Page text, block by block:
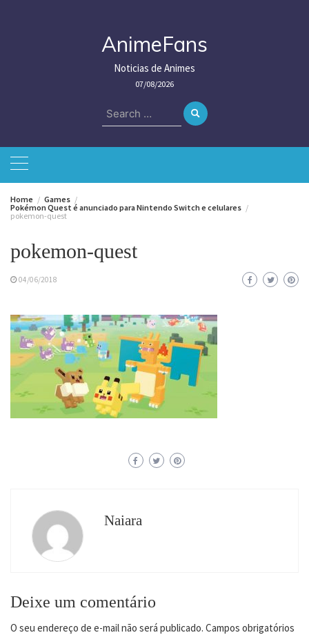
AnimeFans
Noticias de Animes
07/08/2026
Search
for:
Home
Games
Pokémon Quest é anunciado para Nintendo Switch e celulares
pokemon-quest
pokemon-quest
04/06/2018
Naiara
Deixe um comentário
O seu endereço de e-mail não será publicado. Campos obrigatórios